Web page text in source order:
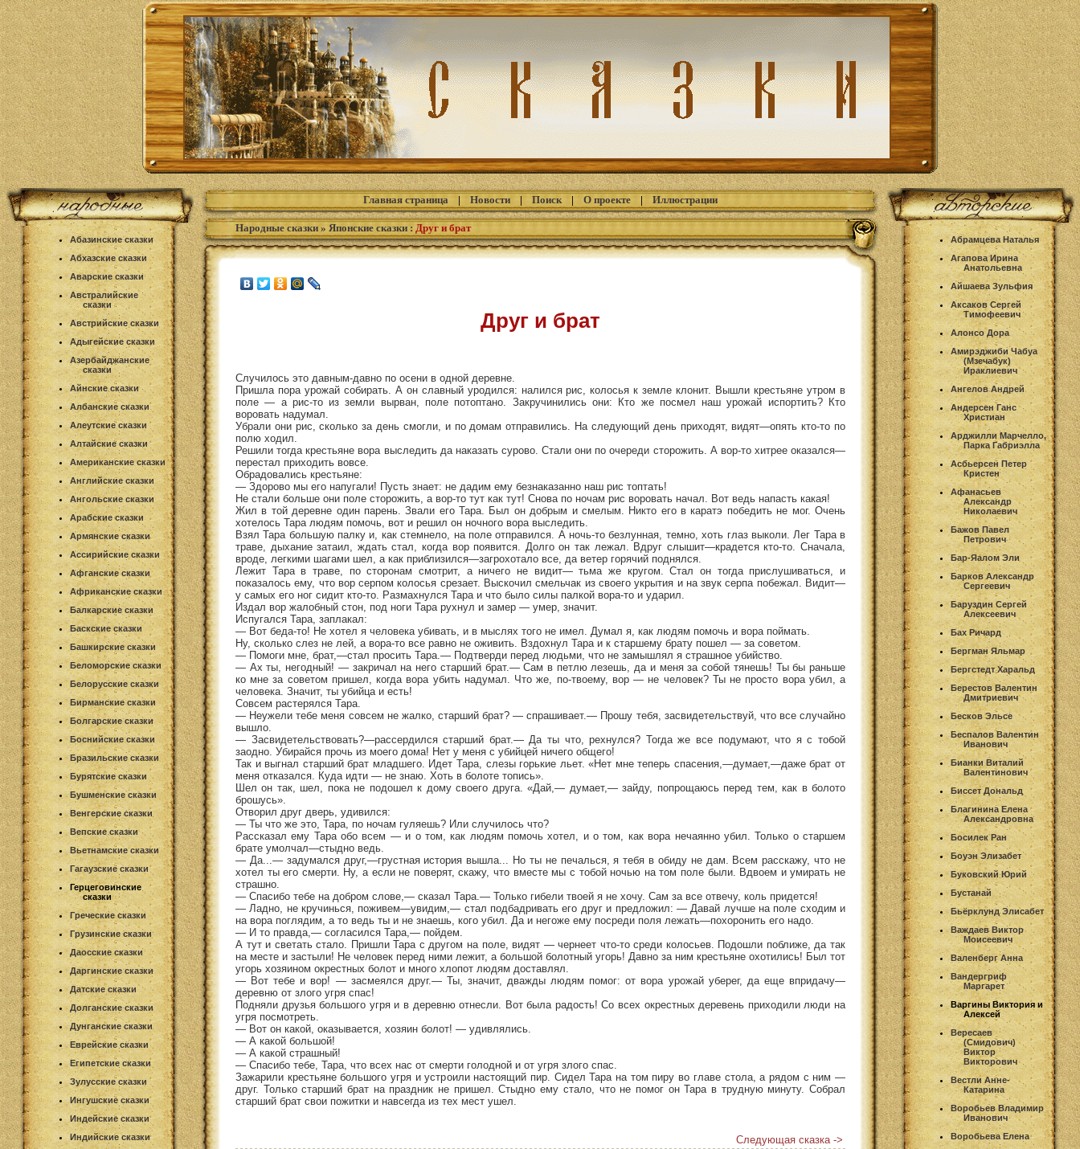
Абазинские сказки
Абхазские сказки
Аварские сказки
Австралийские
сказки
Австрийские сказки
Адыгейские сказки
Азербайджанские
сказки
Айнские сказки
Албанские сказки
Алеутские сказки
Алтайские сказки
Американские сказки
Английские сказки
Ангольские сказки
Арабские сказки
Армянские сказки
Ассирийские сказки
Афганские сказки
Африканские сказки
Балкарские сказки
Баскские сказки
Башкирские сказки
Беломорские сказки
Белорусские сказки
Бирманские сказки
Болгарские сказки
Боснийские сказки
Бразильские сказки
Бурятские сказки
Бушменские сказки
Венгерские сказки
Вепские сказки
Вьетнамские сказки
Гагаузские сказки
Герцеговинские
сказки
Греческие сказки
Грузинские сказки
Даосские сказки
Даргинские сказки
Датские сказки
Долганские сказки
Дунганские сказки
Еврейские сказки
Египетские сказки
Зулусские сказки
Ингушские сказки
Индейские сказки
Индийские сказки
Главная страница| Новости| Поиск| О проекте| Иллюстрации
Народные сказки » Японские сказки : Друг и брат
Друг и брат
Случилось это давным-давно по осени в одной деревне.
Пришла пора урожай собирать. А он славный уродился: налился рис, колосья к земле клонит. Вышли крестьяне утром в
поле — а рис-то из земли вырван, поле потоптано. Закручинились они: Кто же посмел наш урожай испортить? Кто
воровать надумал.
Убрали они рис, сколько за день смогли, и по домам отправились. На следующий день приходят, видят—опять кто-то по
полю ходил.
Решили тогда крестьяне вора выследить да наказать сурово. Стали они по очереди сторожить. А вор-то хитрее оказался—
перестал приходить вовсе.
Обрадовались крестьяне:
— Здорово мы его напугали! Пусть знает: не дадим ему безнаказанно наш рис топтать!
Не стали больше они поле сторожить, а вор-то тут как тут! Снова по ночам рис воровать начал. Вот ведь напасть какая!
Жил в той деревне один парень. Звали его Тара. Был он добрым и смелым. Никто его в каратэ победить не мог. Очень
хотелось Тара людям помочь, вот и решил он ночного вора выследить.
Взял Тара большую палку и, как стемнело, на поле отправился. А ночь-то безлунная, темно, хоть глаз выколи. Лег Тара в
траве, дыхание затаил, ждать стал, когда вор появится. Долго он так лежал. Вдруг слышит—крадется кто-то. Сначала,
вроде, легкими шагами шел, а как приблизился—загрохотало все, да ветер горячий поднялся.
Лежит Тара в траве, по сторонам смотрит, а ничего не видит— тьма же кругом. Стал он тогда прислушиваться, и
показалось ему, что вор серпом колосья срезает. Выскочил смельчак из своего укрытия и на звук серпа побежал. Видит—
у самых его ног сидит кто-то. Размахнулся Тара и что было силы палкой вора-то и ударил.
Издал вор жалобный стон, под ноги Тара рухнул и замер — умер, значит.
Испугался Тара, заплакал:
— Вот беда-то! Не хотел я человека убивать, и в мыслях того не имел. Думал я, как людям помочь и вора поймать.
Ну, сколько слез не лей, а вора-то все равно не оживить. Вздохнул Тара и к старшему брату пошел — за советом.
— Помоги мне, брат,—стал просить Тара.— Подтверди перед людьми, что не замышлял я страшное убийство.
— Ах ты, негодный! — закричал на него старший брат.— Сам в петлю лезешь, да и меня за собой тянешь! Ты бы раньше
ко мне за советом пришел, когда вора убить надумал. Что же, по-твоему, вор — не человек? Ты не просто вора убил, а
человека. Значит, ты убийца и есть!
Совсем растерялся Тара.
— Неужели тебе меня совсем не жалко, старший брат? — спрашивает.— Прошу тебя, засвидетельствуй, что все случайно
вышло.
— Засвидетельствовать?—рассердился старший брат.— Да ты что, рехнулся? Тогда же все подумают, что я с тобой
заодно. Убирайся прочь из моего дома! Нет у меня с убийцей ничего общего!
Так и выгнал старший брат младшего. Идет Тара, слезы горькие льет. «Нет мне теперь спасения,—думает,—даже брат от
меня отказался. Куда идти — не знаю. Хоть в болоте топись».
Шел он так, шел, пока не подошел к дому своего друга. «Дай,— думает,— зайду, попрощаюсь перед тем, как в болото
брошусь».
Отворил друг дверь, удивился:
— Ты что же это, Тара, по ночам гуляешь? Или случилось что?
Рассказал ему Тара обо всем — и о том, как людям помочь хотел, и о том, как вора нечаянно убил. Только о старшем
брате умолчал—стыдно ведь.
— Да...— задумался друг,—грустная история вышла... Но ты не печалься, я тебя в обиду не дам. Всем расскажу, что не
хотел ты его смерти. Ну, а если не поверят, скажу, что вместе мы с тобой ночью на том поле были. Вдвоем и умирать не
страшно.
— Спасибо тебе на добром слове,— сказал Тара.— Только гибели твоей я не хочу. Сам за все отвечу, коль придется!
— Ладно, не кручинься, поживем—увидим,— стал подбадривать его друг и предложил: — Давай лучше на поле сходим и
на вора поглядим, а то ведь ты и не знаешь, кого убил. Да и негоже ему посреди поля лежать—похоронить его надо.
— И то правда,— согласился Тара,— пойдем.
А тут и светать стало. Пришли Тара с другом на поле, видят — чернеет что-то среди колосьев. Подошли поближе, да так
на месте и застыли! Не человек перед ними лежит, а большой болотный угорь! Давно за ним крестьяне охотились! Был тот
угорь хозяином окрестных болот и много хлопот людям доставлял.
— Вот тебе и вор! — засмеялся друг.— Ты, значит, дважды людям помог: от вора урожай уберег, да еще впридачу—
деревню от злого угря спас!
Подняли друзья большого угря и в деревню отнесли. Вот была радость! Со всех окрестных деревень приходили люди на
угря посмотреть.
— Вот он какой, оказывается, хозяин болот! — удивлялись.
— А какой большой!
— А какой страшный!
— Спасибо тебе, Тара, что всех нас от смерти голодной и от угря злого спас.
Зажарили крестьяне большого угря и устроили настоящий пир. Сидел Тара на том пиру во главе стола, а рядом с ним —
друг. Только старший брат на праздник не пришел. Стыдно ему стало, что не помог он Тара в трудную минуту. Собрал
старший брат свои пожитки и навсегда из тех мест ушел.
Следующая сказка ->
Абрамцева Наталья
Агапова Ирина
Анатольевна
Айшаева Зульфия
Аксаков Сергей
Тимофеевич
Алонсо Дора
Амирэджиби Чабуа
(Мзечабук)
Ираклиевич
Ангелов Андрей
Андерсен Ганс
Христиан
Арджилли Марчелло,
Парка Габриэлла
Асбьерсен Петер
Кристен
Афанасьев
Александр
Николаевич
Бажов Павел
Петрович
Бар-Яалом Эли
Барков Александр
Сергеевич
Баруздин Сергей
Алексеевич
Бах Ричард
Бергман Яльмар
Бергстедт Харальд
Берестов Валентин
Дмитриевич
Бесков Эльсе
Беспалов Валентин
Иванович
Бианки Виталий
Валентинович
Биссет Дональд
Благинина Елена
Александровна
Босилек Ран
Боуэн Элизабет
Буковский Юрий
Бустанай
Бьёрклунд Элисабет
Важдаев Виктор
Моисеевич
Валенберг Анна
Вандергриф
Маргарет
Варгины Виктория и
Алексей
Вересаев
(Смидович)
Виктор
Викторович
Вестли Анне-
Катарина
Воробьев Владимир
Иванович
Воробьева Елена